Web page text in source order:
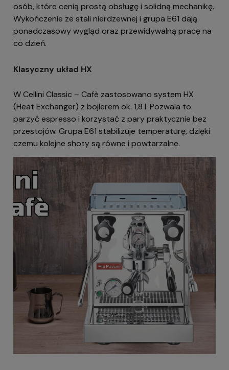
osób, które cenią prostą obsługę i solidną mechanikę.
Wykończenie ze stali nierdzewnej i grupa E61 dają
ponadczasowy wygląd oraz przewidywalną pracę na
co dzień.
Klasyczny układ HX
W Cellini Classic – Cafè zastosowano system HX
(Heat Exchanger) z bojlerem ok. 1,8 l. Pozwala to
parzyć espresso i korzystać z pary praktycznie bez
przestojów. Grupa E61 stabilizuje temperaturę, dzięki
czemu kolejne shoty są równe i powtarzalne.